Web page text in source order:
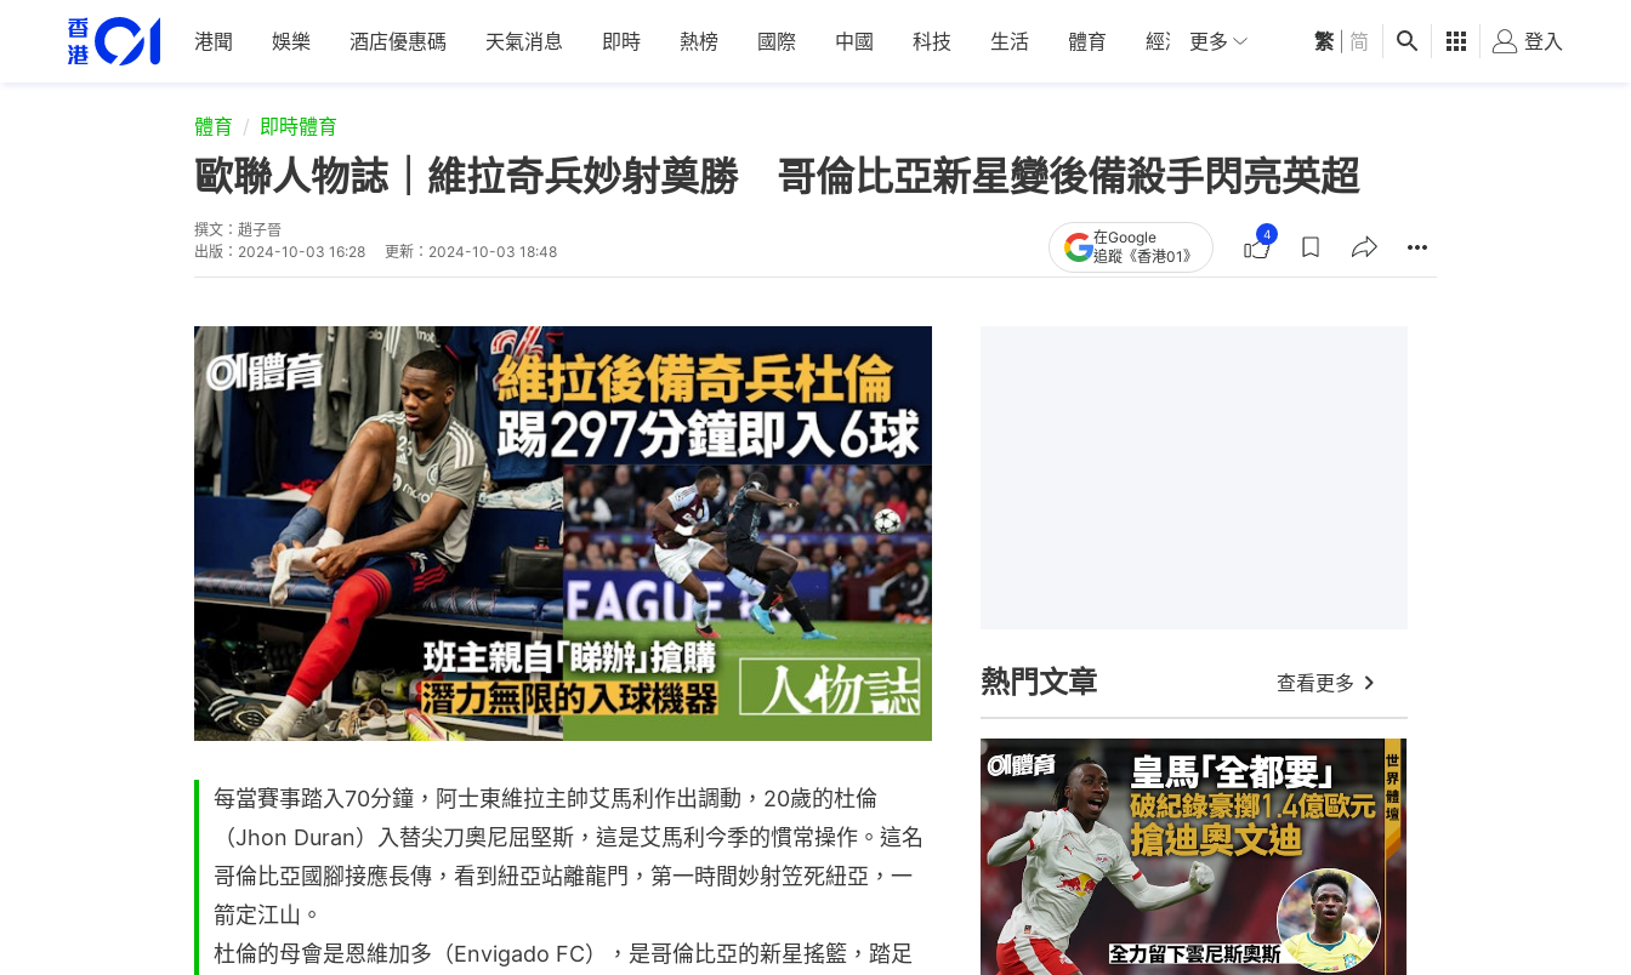
港聞 娛樂 酒店優惠碼 天氣消息 即時 熱榜 國際 中國 科技 生活 體育 經濟 01深圳 觀點 健康 好食玩飛
更多 繁 简 登入
體育 即時體育
歐聯人物誌｜維拉奇兵妙射奠勝 哥倫比亞新星變後備殺手閃亮英超
撰文： 趙子晉
出版： 2024-10-03 16:28 更新： 2024-10-03 18:48
在Google
追蹤《香港01》
4
每當賽事踏入70分鐘，阿士東維拉主帥艾馬利作出調動，20歲的杜倫
（Jhon Duran）入替尖刀奧尼屈堅斯，這是艾馬利今季的慣常操作。這名
哥倫比亞國腳接應長傳，看到紐亞站離龍門，第一時間妙射笠死紐亞，一
箭定江山。
杜倫的母會是恩維加多（Envigado FC），是哥倫比亞的新星搖籃，踏足
熱門文章 查看更多